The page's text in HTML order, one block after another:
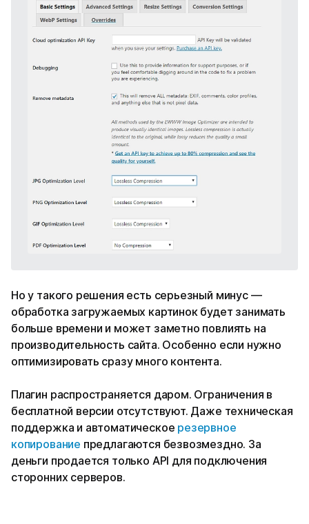
Но у такого решения есть серьезный минус —
обработка загружаемых картинок будет занимать
больше времени и может заметно повлиять на
производительность сайта. Особенно если нужно
оптимизировать сразу много контента.
Плагин распространяется даром. Ограничения в
бесплатной версии отсутствуют. Даже техническая
поддержка и автоматическое резервное
копирование предлагаются безвозмездно. За
деньги продается только API для подключения
сторонних серверов.